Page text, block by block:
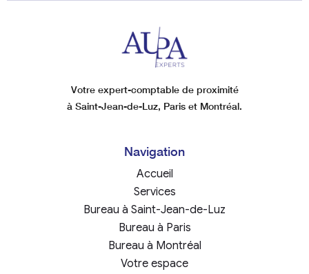
Votre expert-comptable de proximité
à Saint-Jean-de-Luz, Paris et Montréal.
Navigation
Accueil
Services
Bureau à Saint-Jean-de-Luz
Bureau à Paris
Bureau à Montréal
Votre espace